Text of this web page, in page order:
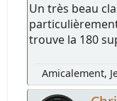
Un très beau
trouve la 180
Amicalement,